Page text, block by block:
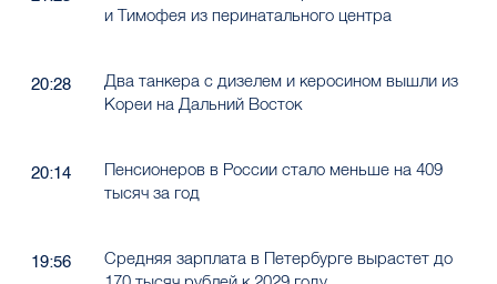
Два танкера с дизелем и керосином вышли из
Пенсионеров в России стало меньше на 409
Средняя зарплата в Петербурге вырастет до